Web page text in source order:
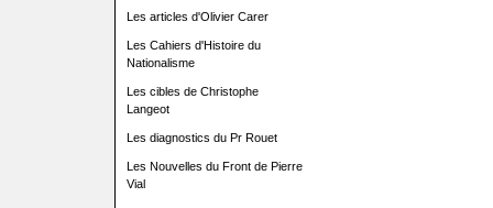
Les articles d'Olivier Carer
Les Cahiers d'Histoire du
Nationalisme
Les cibles de Christophe
Langeot
Les diagnostics du Pr Rouet
Les Nouvelles du Front de Pierre
Vial